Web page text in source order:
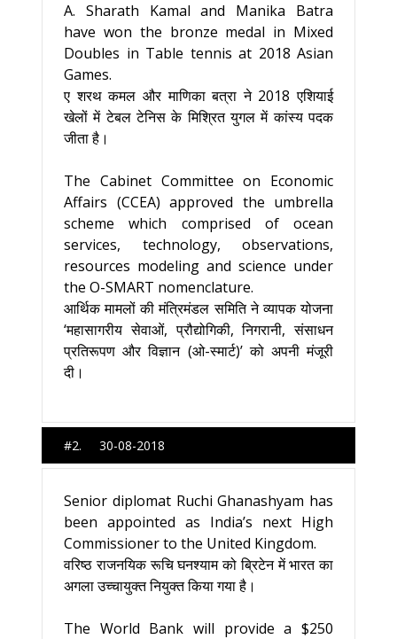
A. Sharath Kamal and Manika Batra
have won the bronze medal in Mixed
Doubles in Table tennis at 2018 Asian
Games.
ए शरथ कमल और माणिका बत्रा ने 2018 एशियाई
खेलों में टेबल टेनिस के मिश्रित युगल में कांस्य पदक
जीता है।
The Cabinet Committee on Economic
Affairs (CCEA) approved the umbrella
scheme which comprised of ocean
services, technology, observations,
resources modeling and science under
the O-SMART nomenclature.
आर्थिक मामलों की मंत्रिमंडल समिति ने व्‍यापक योजना
‘महासागरीय सेवाओं, प्रौद्योगिकी, निगरानी, संसाधन
प्रतिरूपण और विज्ञान (ओ-स्‍मार्ट)’ को अपनी मंजूरी
दी।
#2. 30-08-2018
Senior diplomat Ruchi Ghanashyam has
been appointed as India’s next High
Commissioner to the United Kingdom.
वरिष्ठ राजनयिक रूचि घनश्याम को ब्रिटेन में भारत का
अगला उच्चायुक्त नियुक्त किया गया है।
The World Bank will provide a $250